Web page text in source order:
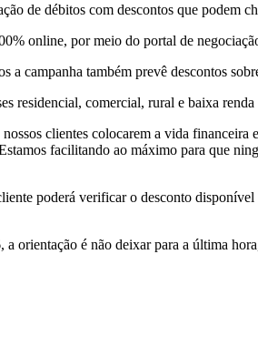
de débitos com descontos que podem
online, por meio do portal de
a campanha também prevê descontos
residencial, comercial, rural e baixa
clientes colocarem a vida
facilitando ao máximo para que
poderá verificar o desconto
a orientação é não deixar para a última